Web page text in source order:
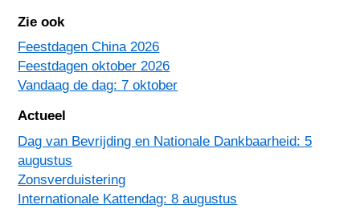
Zie ook
Feestdagen China 2026
Feestdagen oktober 2026
Vandaag de dag: 7 oktober
Actueel
Dag van Bevrijding en Nationale Dankbaarheid: 5
augustus
Zonsverduistering
Internationale Kattendag: 8 augustus